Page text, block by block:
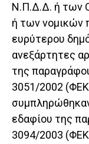
Ν.Π.Δ.Δ. ή των
ή των νομικών
ευρύτερου
ανεξάρτητες
της
3051/2002
εδαφίου της
3094/2003 (ΦΕΚ